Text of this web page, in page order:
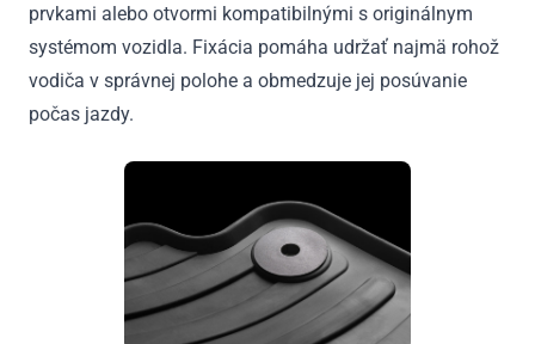
prvkami alebo otvormi kompatibilnými s originálnym
systémom vozidla. Fixácia pomáha udržať najmä rohož
vodiča v správnej polohe a obmedzuje jej posúvanie
počas jazdy.